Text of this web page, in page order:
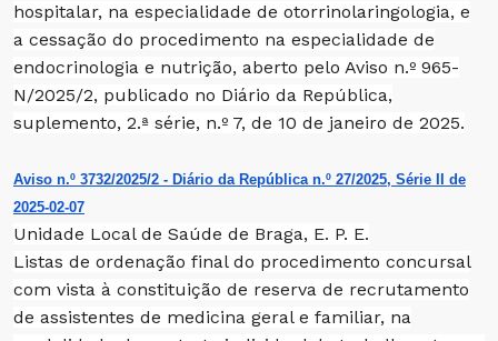
hospitalar, na especialidade de otorrinolaringologia, e
a cessação do procedimento na especialidade de
endocrinologia e nutrição, aberto pelo Aviso n.º 965-
N/2025/2, publicado no Diário da República,
suplemento, 2.ª série, n.º 7, de 10 de janeiro de 2025.
Aviso n.º 3732/2025/2 - Diário da República n.º 27/2025, Série II de
2025-02-07
Unidade Local de Saúde de Braga, E. P. E.
Listas de ordenação final do procedimento concursal
com vista à constituição de reserva de recrutamento
de assistentes de medicina geral e familiar, na